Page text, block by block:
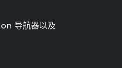
导航器以及